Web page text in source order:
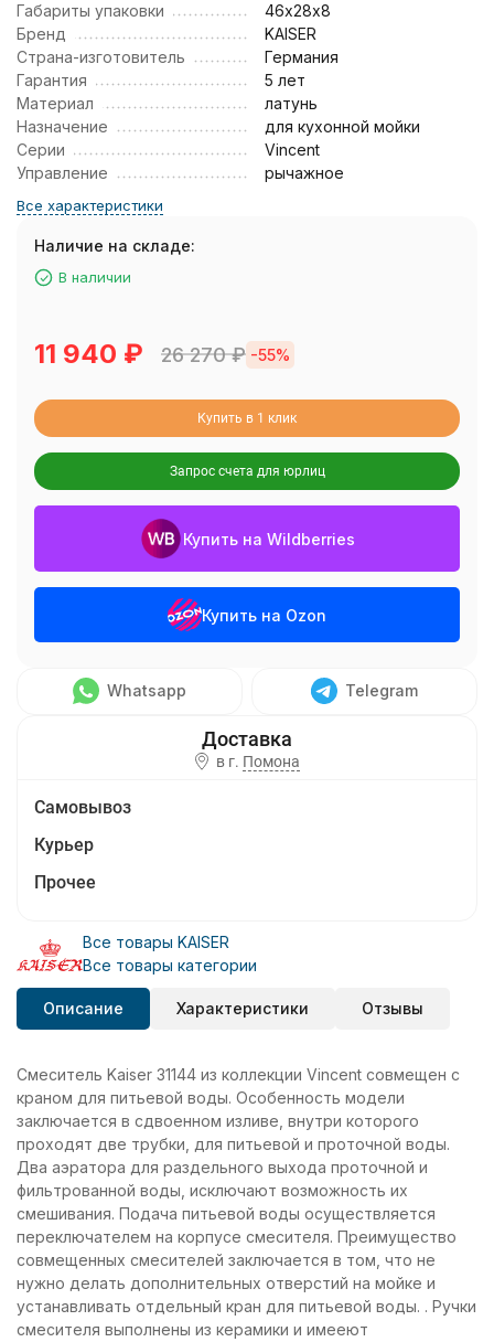
Габариты упаковки
46х28х8
Бренд
KAISER
Страна-изготовитель
Германия
Гарантия
5 лет
Материал
латунь
Назначение
для кухонной мойки
Серии
Vincent
Управление
рычажное
Все характеристики
Наличие на складе:
В наличии
11 940 ₽ 26 270₽ -55%
Купить в 1 клик
Запрос счета для юрлиц
Купить на Wildberries
Купить на Ozon
Whatsapp Telegram
в г. Помона
Самовывоз
Курьер
Прочее
Все товары KAISER
Все товары категории
Описание Характеристики Отзывы
Смеситель Kaiser 31144 из коллекции Vincent совмещен с
краном для питьевой воды. Особенность модели
заключается в сдвоенном изливе, внутри которого
проходят две трубки, для питьевой и проточной воды.
Два аэратора для раздельного выхода проточной и
фильтрованной воды, исключают возможность их
смешивания. Подача питьевой воды осуществляется
переключателем на корпусе смесителя. Преимущество
совмещенных смесителей заключается в том, что не
нужно делать дополнительных отверстий на мойке и
устанавливать отдельный кран для питьевой воды. . Ручки
смесителя выполнены из керамики и имееют